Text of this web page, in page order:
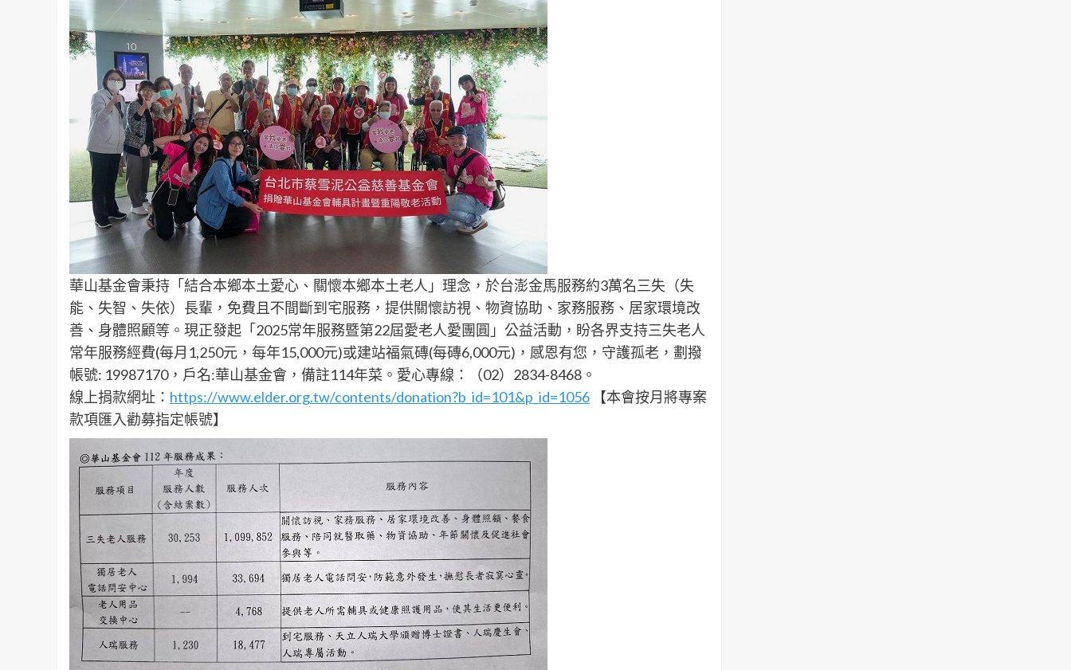
華山基金會秉持「結合本鄉本土愛心、關懷本鄉本土老人」理念，於台澎金馬服務約3萬名三失（失
能、失智、失依）長輩，免費且不間斷到宅服務，提供關懷訪視、物資協助、家務服務、居家環境改
善、身體照顧等。現正發起「2025常年服務暨第22屆愛老人愛團圓」公益活動，盼各界支持三失老人
常年服務經費(每月1,250元，每年15,000元)或建站福氣磚(每磚6,000元)，感恩有您，守護孤老，劃撥
帳號: 19987170，戶名:華山基金會，備註114年菜。愛心專線：（02）2834-8468。
線上捐款網址： https://www.elder.org.tw/contents/donation?b_id=101&p_id=1056 【本會按月將專案
款項匯入勸募指定帳號】